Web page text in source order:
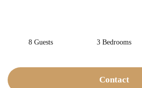
8 Guests 3 Bedrooms
Contact